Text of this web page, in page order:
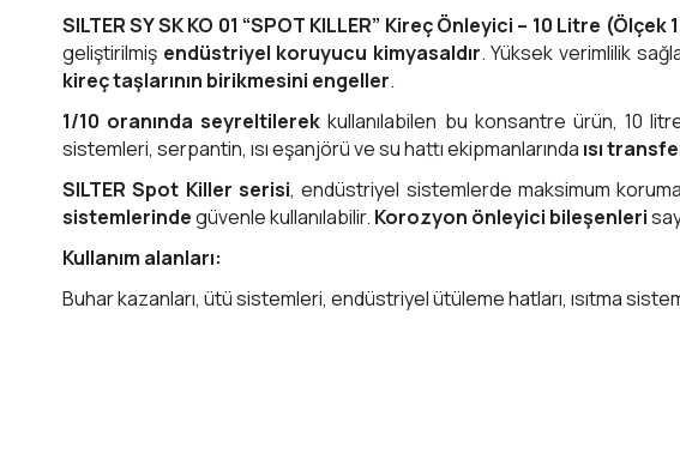
SILTER SY SK KO 01 “SPOT KILLER” Kireç Önleyici – 10 Litre (Ölçek
geliştirilmiş endüstriyel koruyucu kimyasaldır. Yüksek verimlilik
kireç taşlarının birikmesini engeller.
1/10 oranında seyreltilerek kullanılabilen bu konsantre ürün, 10
sistemleri, serpantin, ısı eşanjörü ve su hattı ekipmanlarında ısı
SILTER Spot Killer serisi, endüstriyel sistemlerde maksimum
sistemlerindegüvenle kullanılabilir. Korozyon önleyici bileşenleri
Kullanım alanları:
Buhar kazanları, ütü sistemleri, endüstriyel ütüleme hatları, ısıtma